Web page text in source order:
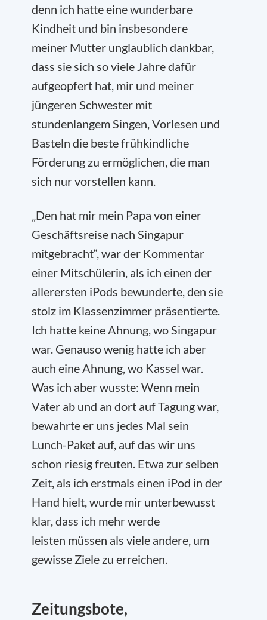
denn ich hatte eine wunderbare
Kindheit und bin insbesondere
meiner Mutter unglaublich dankbar,
dass sie sich so viele Jahre dafür
aufgeopfert hat, mir und meiner
jüngeren Schwester mit
stundenlangem Singen, Vorlesen und
Basteln die beste frühkindliche
Förderung zu ermöglichen, die man
sich nur vorstellen kann.
„Den hat mir mein Papa von einer
Geschäftsreise nach Singapur
mitgebracht“, war der Kommentar
einer Mitschülerin, als ich einen der
allerersten iPods bewunderte, den sie
stolz im Klassenzimmer präsentierte.
Ich hatte keine Ahnung, wo Singapur
war. Genauso wenig hatte ich aber
auch eine Ahnung, wo Kassel war.
Was ich aber wusste: Wenn mein
Vater ab und an dort auf Tagung war,
bewahrte er uns jedes Mal sein
Lunch-Paket auf, auf das wir uns
schon riesig freuten. Etwa zur selben
Zeit, als ich erstmals einen iPod in der
Hand hielt, wurde mir unterbewusst
klar, dass ich mehr werde
leisten müssen als viele andere, um
gewisse Ziele zu erreichen.
Zeitungsbote,